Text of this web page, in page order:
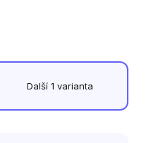
Další 1 varianta